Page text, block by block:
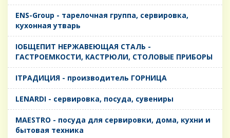
ENS-Group - тарелочная группа, сервировка,
кухонная утварь
IОБЩЕПИТ НЕРЖАВЕЮЩАЯ СТАЛЬ -
ГАСТРОЕМКОСТИ, КАСТРЮЛИ, СТОЛОВЫЕ ПРИБОРЫ
IТРАДИЦИЯ - производитель ГОРНИЦА
LENARDI - сервировка, посуда, сувениры
MAESTRO - посуда для сервировки, дома, кухни и
бытовая техника